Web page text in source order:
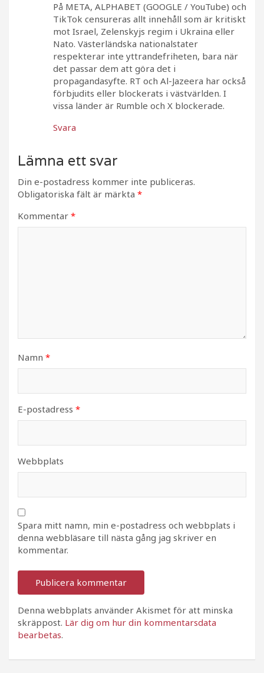
På META, ALPHABET (GOOGLE / YouTube) och
TikTok censureras allt innehåll som är kritiskt
mot Israel, Zelenskyjs regim i Ukraina eller
Nato. Västerländska nationalstater
respekterar inte yttrandefriheten, bara när
det passar dem att göra det i
propagandasyfte. RT och Al-Jazeera har också
förbjudits eller blockerats i västvärlden. I
vissa länder är Rumble och X blockerade.
Svara
Lämna ett svar
Din e-postadress kommer inte publiceras.
Obligatoriska fält är märkta *
Kommentar *
Namn *
E-postadress *
Webbplats
Spara mitt namn, min e-postadress och webbplats i
denna webbläsare till nästa gång jag skriver en
kommentar.
Denna webbplats använder Akismet för att minska
skräppost. Lär dig om hur din kommentarsdata
bearbetas.